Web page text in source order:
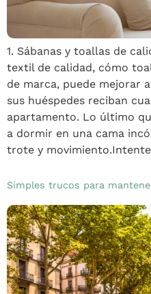
1. Sábanas y toallas de
textil de calidad, cómo
de marca, puede mejorar
sus huéspedes reciban
apartamento. Lo último
a dormir en una cama
trote y
Simples trucos para